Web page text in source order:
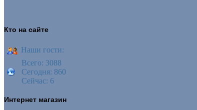
Кто на сайте
Наши гости:
Всего: 3088
Сегодня: 860
Сейчас: 6
Интернет магазин